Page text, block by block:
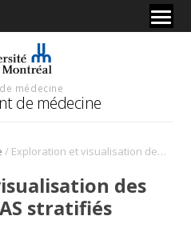
médecine
de médecine
/ Exploration et visualisation des résultats de GWAS stratifiés avec PheWeb2
des
stratifiés